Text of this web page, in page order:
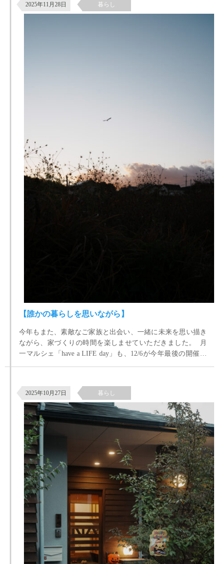
2025年11月28日 暮らし
【誰かの暮らしを思いながら】
今年もまた、素敵なご家族と出会い、一緒に未来を思い描き
ながら、家づくりの時間を楽しませていただきました。 月
一マルシェ「have a LIFE day」も、12/6が今年最後の開催と
な年になるのでしょう。 どんな人と、どんな風景に出会え
るのか。 今からとても楽しみにしています。
2025年10月27日 暮らし